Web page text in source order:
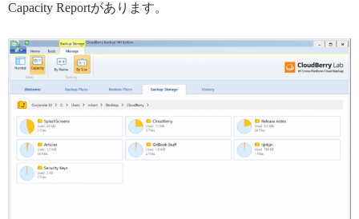
Capacity Reportがあります。